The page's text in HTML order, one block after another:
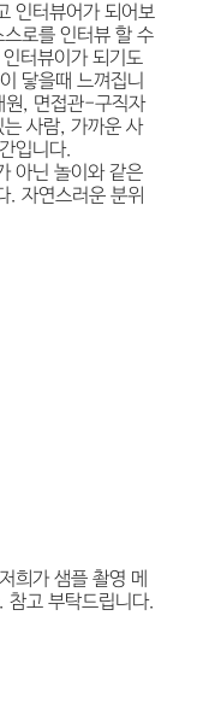
인터뷰어가 되어보
로를 인터뷰 할 수
터뷰이가 되기도
닿을때 느껴집니
원, 면접관-구직자
사람, 가까운 사
입니다.
아닌 놀이와 같은
. 자연스러운 분위
희가 샘플 촬영 메
참고 부탁드립니다.